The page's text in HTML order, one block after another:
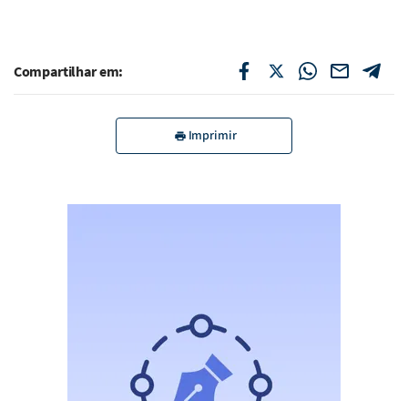
Compartilhar em:
Imprimir